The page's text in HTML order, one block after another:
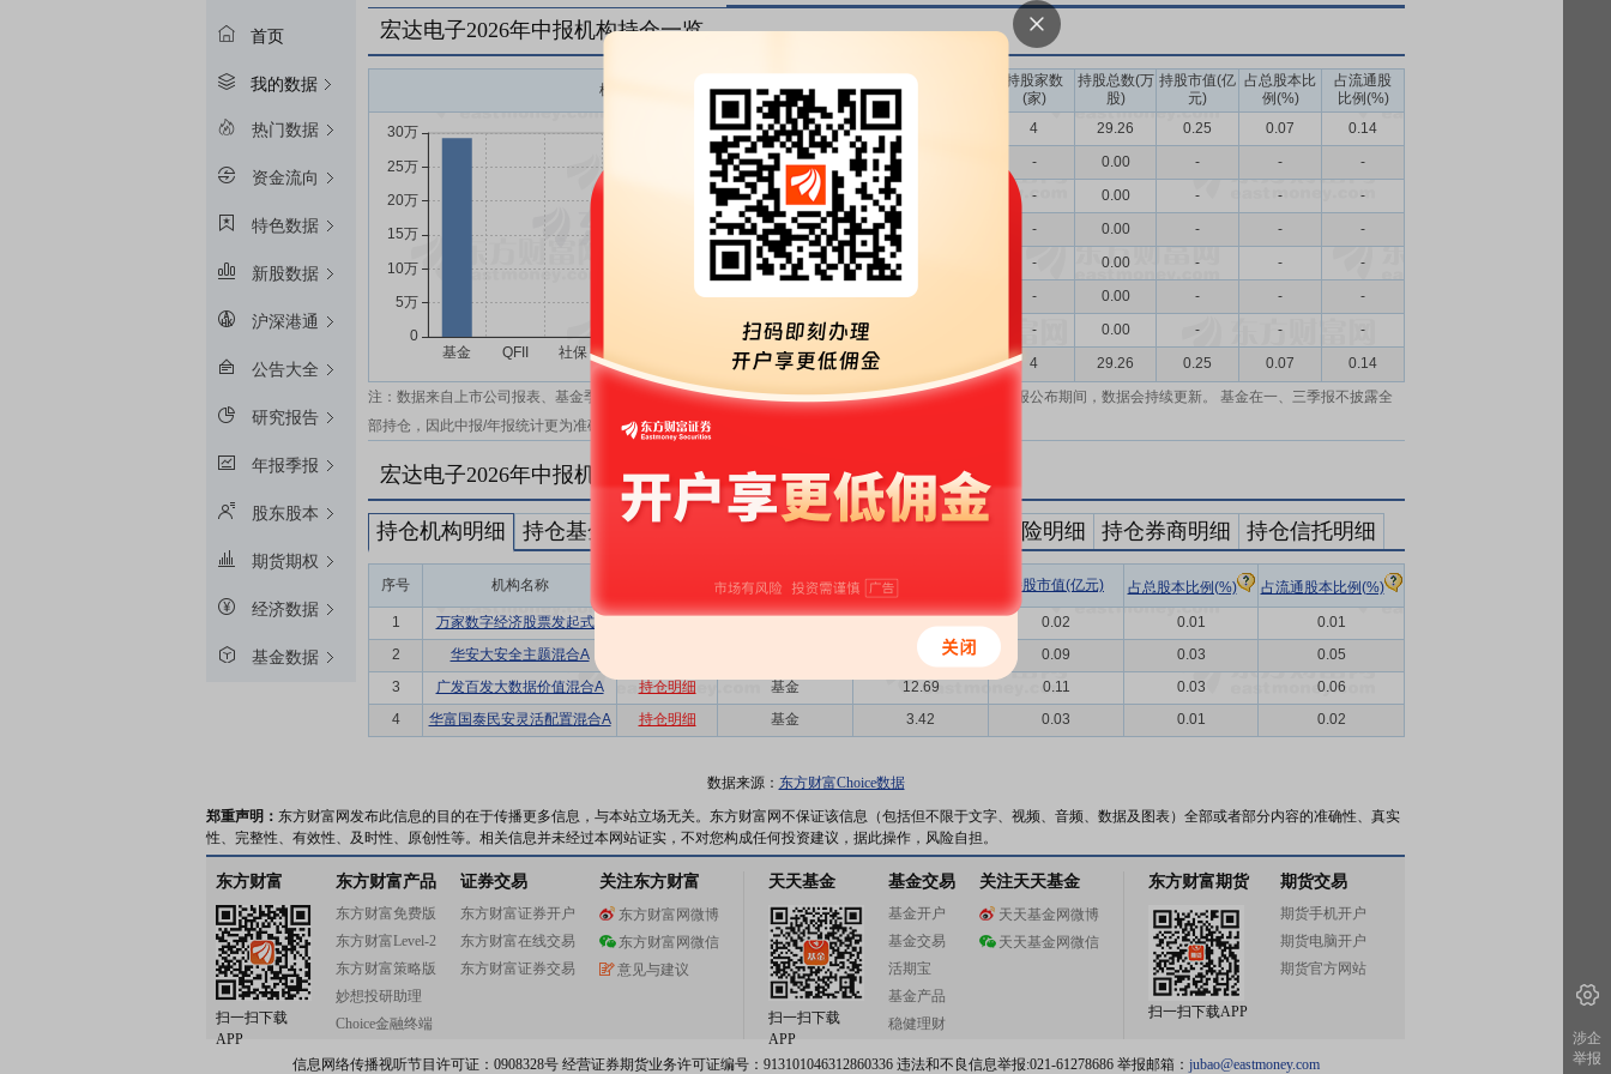
首页
我的数据
热门数据
资金流向
特色数据
新股数据
沪深港通
公告大全
研究报告
年报季报
股东股本
期货期权
经济数据
基金数据
宏达电子2026年中报机构持仓一览
机构持股(万)
持股家数
(家)
持股总数(万
股)
持股市值(亿
元)
占总股本比
例(%)
占流通股
比例(%)
4 29.26 0.25 0.07
0.14
- 0.00 - -
-
- 0.00 - -
-
- 0.00 - -
-
- 0.00 - -
-
- 0.00 - -
-
- 0.00 - -
-
4 29.26 0.25 0.07
0.14
注：数据来自上市公司报表、基金季报、半年报和基金年报；在上市公司报表、基金季报、半年报和年报公布期间，数据会持续更新。 基金在一、三季报不披露全
部持仓，因此中报/年报统计更为准确。
宏达电子2026年中报机构持仓明细
持仓机构明细 持仓基金明细 持仓保险明细 持仓券商明细 持仓信托明细
序号 机构名称 机构属性 持股总数(万股) 持股市值(亿元) 占总股本比例(%) 占流通股本比例(%)
1 万家数字经济股票发起式A 0.02 0.01
0.01
2
华安大安全主题混合A 10.48 0.09 0.03
0.05
3
广发百发大数据价值混合A 持仓明细 基金 12.69 0.11 0.03
0.06
4
华富国泰民安灵活配置混合A 持仓明细 基金 3.42 0.03 0.01 0.02
数据来源： 东方财富Choice数据
郑重声明： 东方财富网发布此信息的目的在于传播更多信息，与本站立场无关。东方财富网不保证该信息（包括但不限于文字、视频、音频、数据及图表）全部或者部分内容的准确性、真实
性、完整性、有效性、及时性、原创性等。相关信息并未经过本网站证实，不对您构成任何投资建议，据此操作，风险自担。
东方财富
扫一扫下载
APP
东方财富产品
东方财富免费版
东方财富Level-2
东方财富策略版
妙想投研助理
Choice金融终端
证券交易
东方财富证券开户
东方财富在线交易
东方财富证券交易
关注东方财富
东方财富网微博
东方财富网微信
意见与建议
天天基金
扫一扫下载
APP
基金交易
基金开户
基金交易
活期宝
基金产品
稳健理财
关注天天基金
天天基金网微博
天天基金网微信
东方财富期货
扫一扫下载APP
期货交易
期货手机开户
期货电脑开户
期货官方网站
信息网络传播视听节目许可证：0908328号 经营证券期货业务许可证编号：913101046312860336 违法和不良信息举报:021-61278686 举报邮箱： jubao@eastmoney.com
涉企
举报